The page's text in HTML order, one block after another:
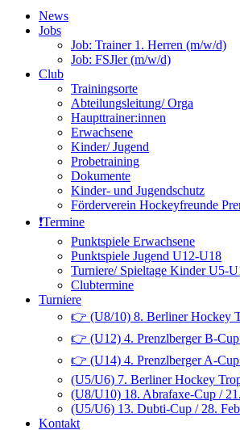
News
Jobs
Job: Trainer 1. Herren (m/w/d)
Job: FSJler (m/w/d)
Club
Trainingsorte
Abteilungsleitung/ Orga
Haupttrainer:innen
Erwachsene
Kinder/ Jugend
Probetraining
Dokumente
Kinder- und Jugendschutz
Förderverein Hockeyfreunde
❗️Termine
Punktspiele Erwachsene
Punktspiele Jugend U12-U18
Turniere/ Spieltage Kinder U5-
Clubtermine
Turniere
👉 (U8/10) 8. Berliner Hockey
👉 (U12) 4. Prenzlberger B-
👉 (U14) 4. Prenzlberger A-
(U5/U6) 7. Berliner Hockey
(U8/U10) 18. Abrafaxe-Cup /
(U5/U6) 13. Dubti-Cup / 28.
Kontakt